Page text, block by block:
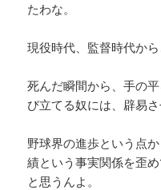
たわな。
現役時代、監督時代か
死んだ瞬間から、手の
び立てる奴には、辟易さ
野球界の進歩という点
績という事実関係を歪
と思うんよ。